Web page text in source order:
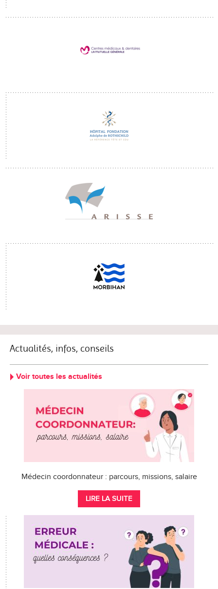
Actualités, infos, conseils
Voir toutes les actualités
Médecin coordonnateur : parcours, missions, salaire
LIRE LA SUITE